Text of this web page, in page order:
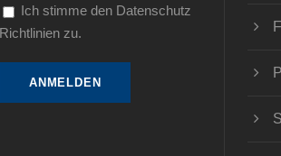
Ich stimme den Datenschutz
Richtlinien zu.